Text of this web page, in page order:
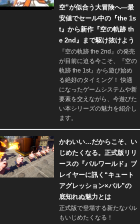
空”が似合う大冒険へ―最
安値でセール中の『the 1s
t』から新作『空の軌跡 th
e 2nd』まで駆け抜けよう
『空の軌跡 the 2nd』の発売
が目前に迫る今こそ、『空の
軌跡 the 1st』から遊び始め
る絶好のタイミング！ 快適
になったゲームシステムや新
要素を交えながら、今遊びた
い本シリーズの魅力を紹介し
ます。
かわいい…だからこそ、い
じめたくなる。正式版リリ
ースの『パルワールド』プ
レイヤーに訊く“キュート
アグレッション×パル”の
底知れぬ魅力とは
正式版で登場する新たなパル
もいじめたくなる！